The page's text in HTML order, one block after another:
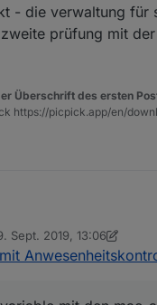
- die verwaltung
prüfung mit
Überschrift des ersten
https://picpick.app/en/
variable mit den
Sept. 2019, 13:06
von dslraser